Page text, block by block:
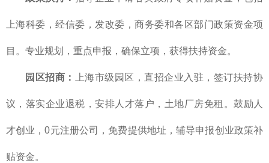
上海科委，经信委，发改委，商务委和各区部门政策资金项
目。专业规划，重点申报，确保立项，获得扶持资金。
园区招商： 上海市级园区，直招企业入驻，签订扶持协
议，落实企业退税，安排人才落户，土地厂房免租。鼓励人
才创业，0元注册公司，免费提供地址，辅导申报创业政策补
贴资金。